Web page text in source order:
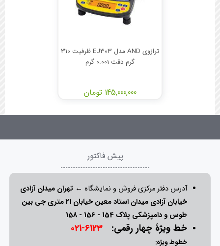
ترازوی AND مدل EJ303 ظرفیت 310
گرم دقت 0.001 گرم
145,000,000 تومان
پیش فاکتور
آدرس دفتر مرکزی فروش و نمایشگاه ← تهران میدان آزادی
خیابان آزادی میدان استاد معین خیابان ۲۱ متری جی بین
طوس و دامپزشکی پلاک 154 - 156 - 158
خط ویژۀ چهار رقمی:6123-021
خطوط ویژه: